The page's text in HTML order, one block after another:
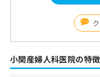
小関産婦人科医院の特徴